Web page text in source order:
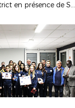
Soirée AEF 41/District en présence de Sonia BOMPASTOR et Camille ABILY - 21 décembre 2017